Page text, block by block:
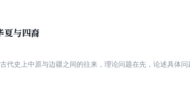
夏与四裔
代史上中原与边疆之间的往来，理论问题在先，论述具体